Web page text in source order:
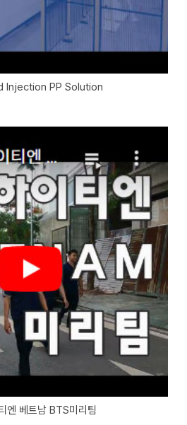
Injection PP Solution
엔 베트남 BTS미리팀